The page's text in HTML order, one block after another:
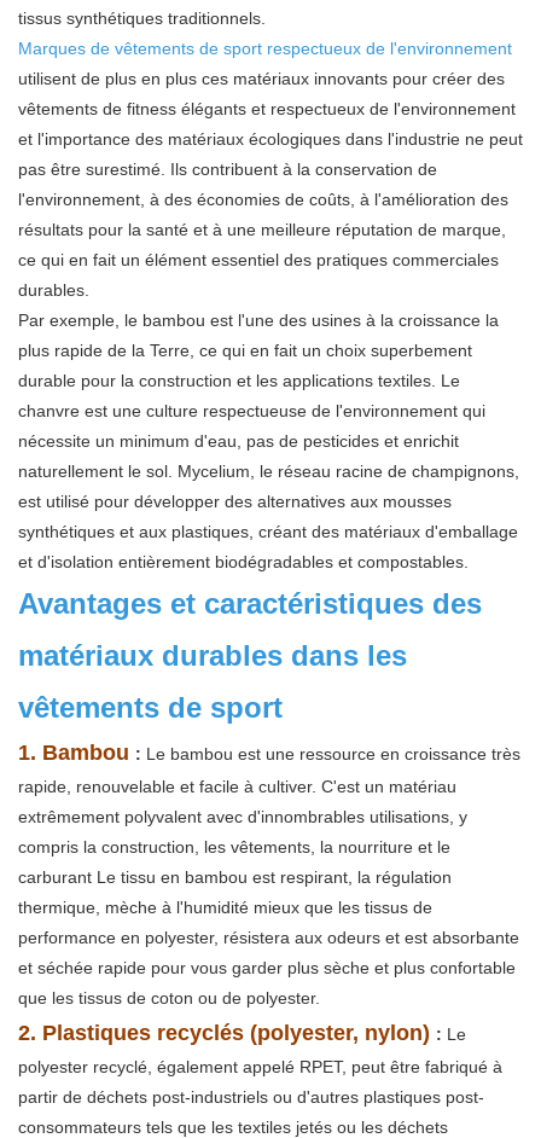
tissus synthétiques traditionnels.
Marques de vêtements de sport respectueux de l'environnement
utilisent de plus en plus ces matériaux innovants pour créer des
vêtements de fitness élégants et respectueux de l'environnement
et l'importance des matériaux écologiques dans l'industrie ne peut
pas être surestimé. Ils contribuent à la conservation de
l'environnement, à des économies de coûts, à l'amélioration des
résultats pour la santé et à une meilleure réputation de marque,
ce qui en fait un élément essentiel des pratiques commerciales
durables.
Par exemple, le bambou est l'une des usines à la croissance la
plus rapide de la Terre, ce qui en fait un choix superbement
durable pour la construction et les applications textiles. Le
chanvre est une culture respectueuse de l'environnement qui
nécessite un minimum d'eau, pas de pesticides et enrichit
naturellement le sol. Mycelium, le réseau racine de champignons,
est utilisé pour développer des alternatives aux mousses
synthétiques et aux plastiques, créant des matériaux d'emballage
et d'isolation entièrement biodégradables et compostables.
Avantages et caractéristiques des
matériaux durables dans les
vêtements de sport
1. Bambou : Le bambou est une ressource en croissance très
rapide, renouvelable et facile à cultiver. C'est un matériau
extrêmement polyvalent avec d'innombrables utilisations, y
compris la construction, les vêtements, la nourriture et le
carburant Le tissu en bambou est respirant, la régulation
thermique, mèche à l'humidité mieux que les tissus de
performance en polyester, résistera aux odeurs et est absorbante
et séchée rapide pour vous garder plus sèche et plus confortable
que les tissus de coton ou de polyester.
2. Plastiques recyclés (polyester, nylon) : Le
polyester recyclé, également appelé RPET, peut être fabriqué à
partir de déchets post-industriels ou d'autres plastiques post-
consommateurs tels que les textiles jetés ou les déchets